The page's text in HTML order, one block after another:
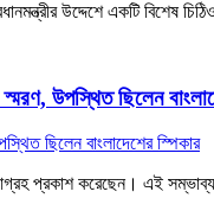
উদ্দেশে একটি বিশেষ
উপস্থিত ছিলেন
প্রকাশ করেছেন। এই